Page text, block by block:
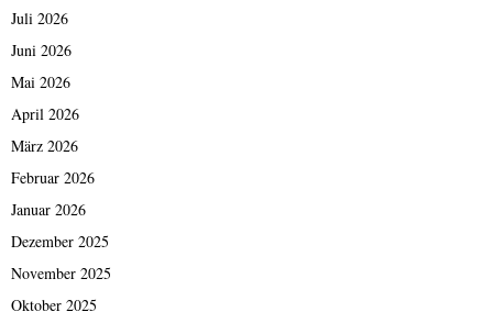
Juli 2026
Juni 2026
Mai 2026
April 2026
März 2026
Februar 2026
Januar 2026
Dezember 2025
November 2025
Oktober 2025